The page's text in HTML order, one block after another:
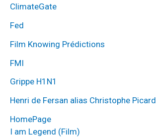
ClimateGate
Fed
Film Knowing Prédictions
FMI
Grippe H1N1
Henri de Fersan alias Christophe Picard
HomePage
I am Legend (Film)